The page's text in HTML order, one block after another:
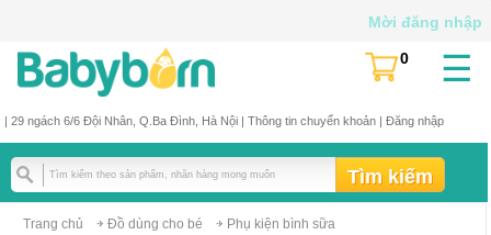
| 29 ngách 6/6 Đội Nhân, Q.Ba Đình, Hà Nội | Thông tin chuyển khoản| Đăng nhập
☰
(
0
Mời đăng nhập
Trang chủ Đồ dùng cho bé Phụ kiện bình sữa